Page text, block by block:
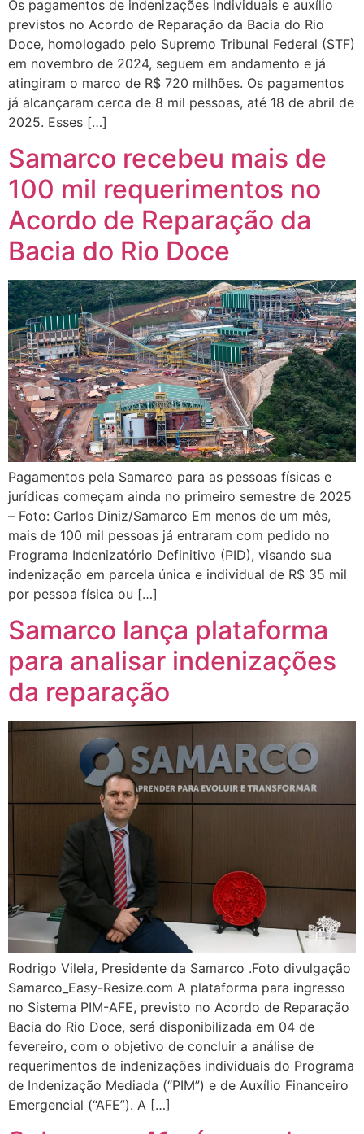
Os pagamentos de indenizações individuais e auxílio
previstos no Acordo de Reparação da Bacia do Rio
Doce, homologado pelo Supremo Tribunal Federal (STF)
em novembro de 2024, seguem em andamento e já
atingiram o marco de R$ 720 milhões. Os pagamentos
já alcançaram cerca de 8 mil pessoas, até 18 de abril de
2025. Esses […]
Samarco recebeu mais de
100 mil requerimentos no
Acordo de Reparação da
Bacia do Rio Doce
Pagamentos pela Samarco para as pessoas físicas e
jurídicas começam ainda no primeiro semestre de 2025
– Foto: Carlos Diniz/Samarco Em menos de um mês,
mais de 100 mil pessoas já entraram com pedido no
Programa Indenizatório Definitivo (PID), visando sua
indenização em parcela única e individual de R$ 35 mil
por pessoa física ou […]
Samarco lança plataforma
para analisar indenizações
da reparação
Rodrigo Vilela, Presidente da Samarco .Foto divulgação
Samarco_Easy-Resize.com A plataforma para ingresso
no Sistema PIM-AFE, previsto no Acordo de Reparação
Bacia do Rio Doce, será disponibilizada em 04 de
fevereiro, com o objetivo de concluir a análise de
requerimentos de indenizações individuais do Programa
de Indenização Mediada (“PIM”) e de Auxílio Financeiro
Emergencial (“AFE”). A […]